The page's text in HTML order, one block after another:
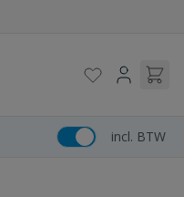
incl. BTW